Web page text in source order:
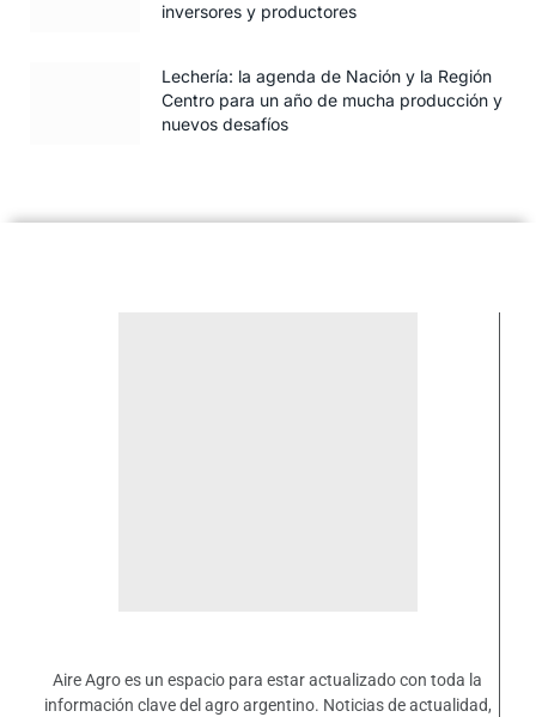
inversores y productores
Lechería: la agenda de Nación y la Región
Centro para un año de mucha producción y
nuevos desafíos
Aire Agro es un espacio para estar actualizado con toda la
información clave del agro argentino. Noticias de actualidad,